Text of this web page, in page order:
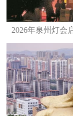
2026年泉州灯会